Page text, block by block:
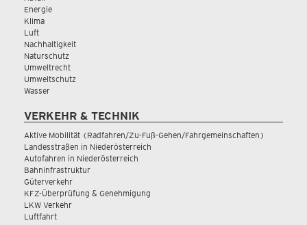
Energie
Klima
Luft
Nachhaltigkeit
Naturschutz
Umweltrecht
Umweltschutz
Wasser
VERKEHR & TECHNIK
Aktive Mobilität (Radfahren/Zu-Fuß-Gehen/Fahrgemeinschaften)
Landesstraßen in Niederösterreich
Autofahren in Niederösterreich
Bahninfrastruktur
Güterverkehr
KFZ-Überprüfung & Genehmigung
LKW Verkehr
Luftfahrt